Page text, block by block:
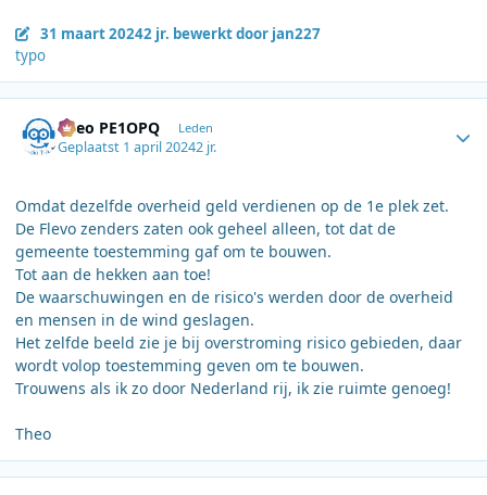
31 maart 20242 jr. bewerkt door jan227
typo
Theo PE1OPQ Leden
Geplaatst 1 april 20242 jr.
Omdat dezelfde overheid geld verdienen op de 1e plek zet.
De Flevo zenders zaten ook geheel alleen, tot dat de
gemeente toestemming gaf om te bouwen.
Tot aan de hekken aan toe!
De waarschuwingen en de risico's werden door de overheid
en mensen in de wind geslagen.
Het zelfde beeld zie je bij overstroming risico gebieden, daar
wordt volop toestemming geven om te bouwen.
Trouwens als ik zo door Nederland rij, ik zie ruimte genoeg!
Theo